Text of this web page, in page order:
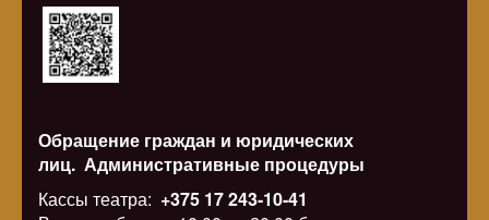
Обращение граждан и юридических
лиц. Административные процедуры
Кассы театра: +375 17 243-10-41